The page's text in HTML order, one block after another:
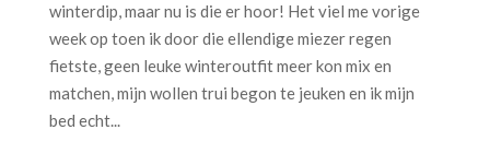
winterdip, maar nu is die er hoor! Het viel me vorige
week op toen ik door die ellendige miezer regen
fietste, geen leuke winteroutfit meer kon mix en
matchen, mijn wollen trui begon te jeuken en ik mijn
bed echt...